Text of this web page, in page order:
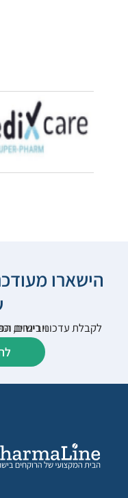
הישארו
לקבלת עדכוני רישום, הפסקות